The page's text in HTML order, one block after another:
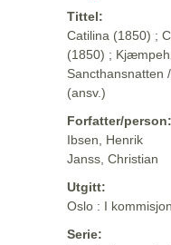
Tittel:
Catilina (1850) ;
(1850) ;
Sancthansnatten
(ansv.)
Forfatter/person:
Ibsen, Henrik
Janss, Christian
Utgitt:
Oslo : I
Serie: